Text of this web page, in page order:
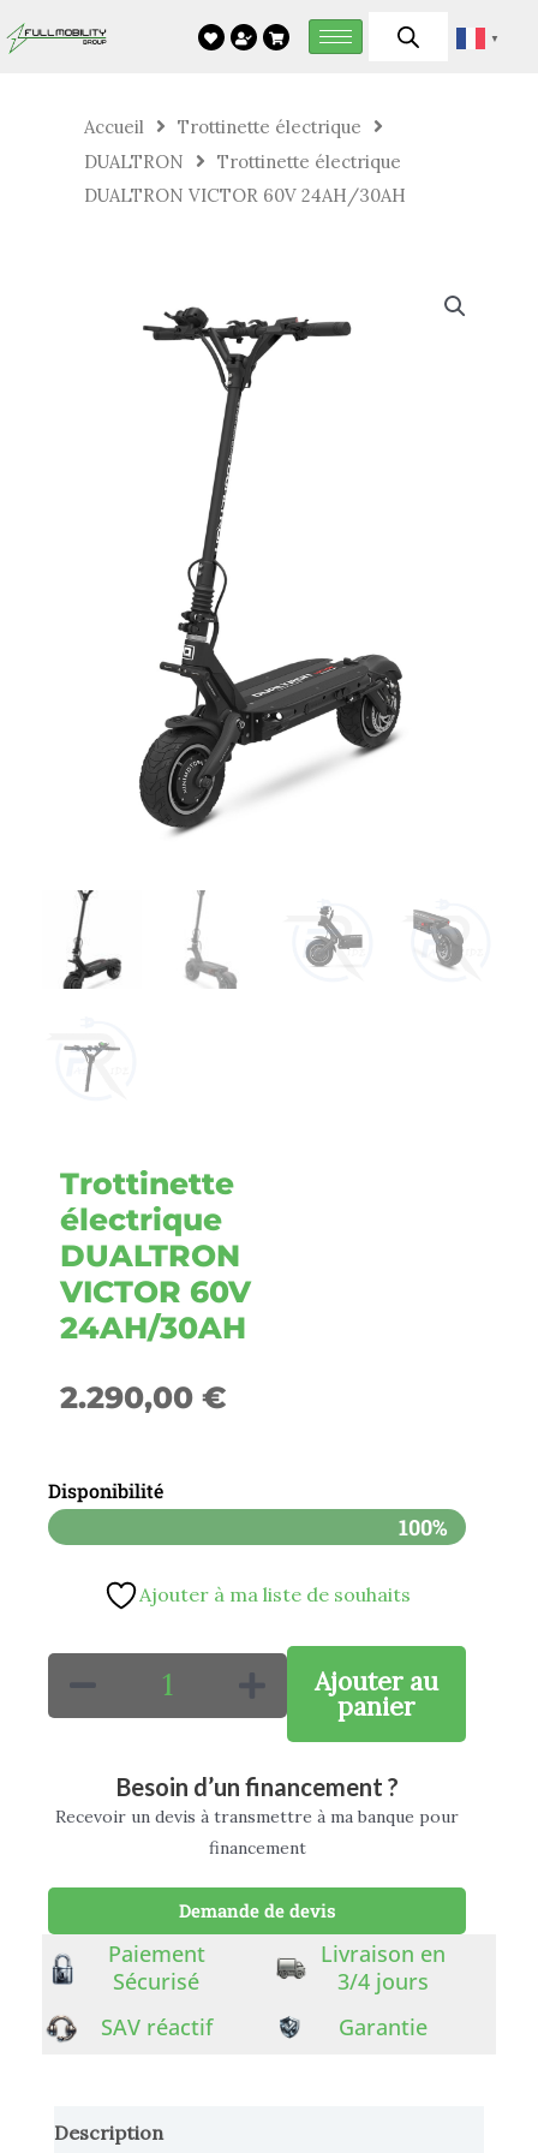
au
▼
Accueil
Trottinette électrique
DUALTRON
Trottinette électrique
DUALTRON VICTOR 60V 24AH/30AH
Trottinette
électrique
DUALTRON
VICTOR 60V
24AH/30AH
2.290,00 €
Disponibilité
100%
Ajouter à ma liste de souhaits
quantité
DUALTRON
24AH/30AH
Ajouter au
panier
Besoin d’un financement ?
Recevoir un devis à transmettre à ma banque pour
financement
Demande de devis
Paiement
Sécurisé
Livraison en
3/4 jours
SAV réactif
Garantie
Description